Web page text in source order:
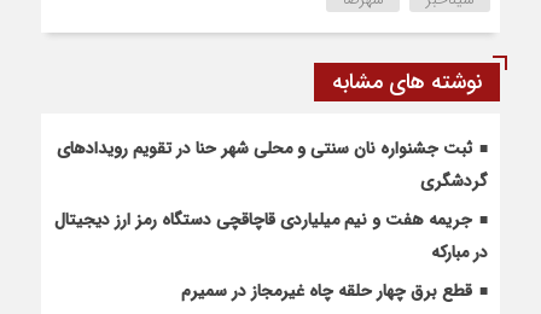
نوشته های مشابه
ثبت جشنواره نان سنتی و محلی شهر حنا در تقویم رویداد‌های
گردشگری
جریمه هفت و نیم میلیاردی قاچاقچی دستگاه رمز ارز دیجیتال
در مبارکه
قطع برق چهار حلقه چاه غیرمجاز در سمیرم